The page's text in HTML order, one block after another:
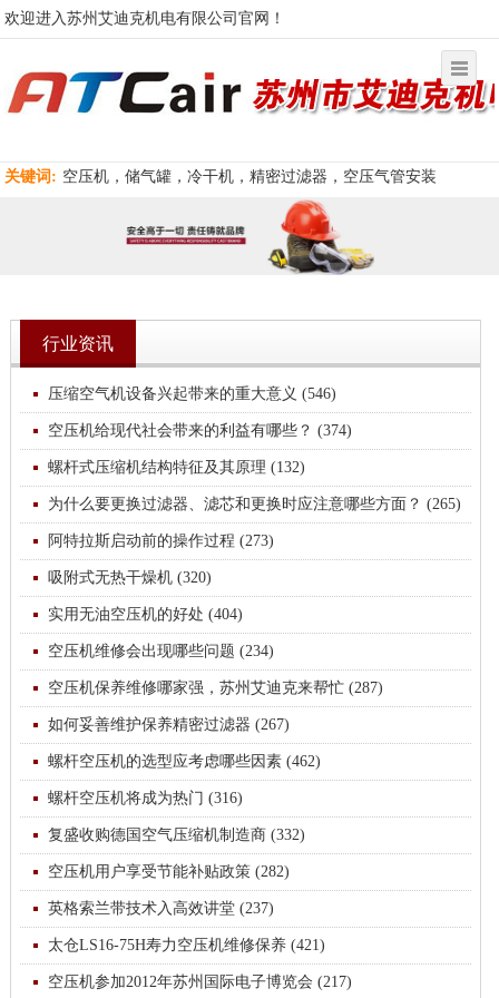
欢迎进入苏州艾迪克机电有限公司官网！
关键词: 空压机，储气罐，冷干机，精密过滤器，空压气管安装
行业资讯
压缩空气机设备兴起带来的重大意义 (546)
空压机给现代社会带来的利益有哪些？ (374)
螺杆式压缩机结构特征及其原理 (132)
为什么要更换过滤器、滤芯和更换时应注意哪些方面？ (265)
阿特拉斯启动前的操作过程 (273)
吸附式无热干燥机 (320)
实用无油空压机的好处 (404)
空压机维修会出现哪些问题 (234)
空压机保养维修哪家强，苏州艾迪克来帮忙 (287)
如何妥善维护保养精密过滤器 (267)
螺杆空压机的选型应考虑哪些因素 (462)
螺杆空压机将成为热门 (316)
复盛收购德国空气压缩机制造商 (332)
空压机用户享受节能补贴政策 (282)
英格索兰带技术入高效讲堂 (237)
太仓LS16-75H寿力空压机维修保养 (421)
空压机参加2012年苏州国际电子博览会 (217)